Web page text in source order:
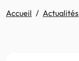
Accueil Actualités